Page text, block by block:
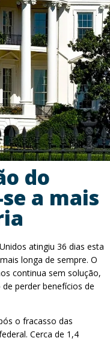
do
a mais
atingiu 36 dias esta
longa de sempre. O
continua sem solução,
perder benefícios de
o fracasso das
Cerca de 1,4